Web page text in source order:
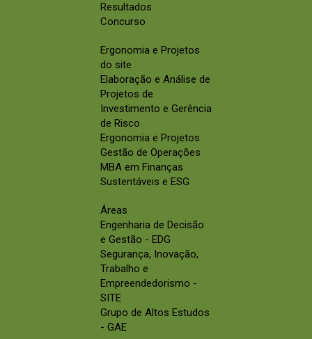
Resultados
Concurso
Ergonomia e Projetos
do site
Elaboração e Análise de
Projetos de
Investimento e Gerência
de Risco
Ergonomia e Projetos
Gestão de Operações
MBA em Finanças
Sustentáveis e ESG
Áreas
Engenharia de Decisão
e Gestão - EDG
Segurança, Inovação,
Trabalho e
Empreendedorismo -
SITE
Grupo de Altos Estudos
- GAE